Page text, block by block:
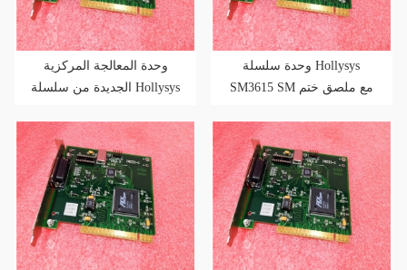
وحدة المعالجة المركزية
الجديدة من سلسلة Hollysys
وحدة سلسلة Hollysys
SM3615 SM مع ملصق ختم